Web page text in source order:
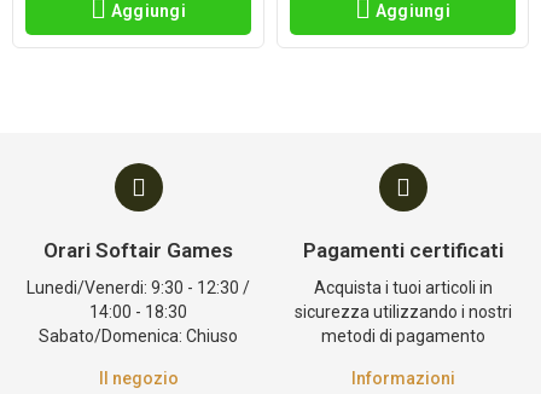
Aggiungi Aggiungi
Orari Softair Games
Lunedi/Venerdi: 9:30 - 12:30 /
14:00 - 18:30
Sabato/Domenica: Chiuso
Il negozio
Pagamenti certificati
Acquista i tuoi articoli in
sicurezza utilizzando i nostri
metodi di pagamento
Informazioni